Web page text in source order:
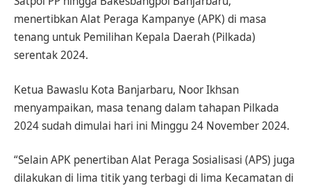
menertibkan Alat Peraga Kampanye (APK) di masa
tenang untuk Pemilihan Kepala Daerah (Pilkada)
serentak 2024.
Ketua Bawaslu Kota Banjarbaru, Noor Ikhsan
menyampaikan, masa tenang dalam tahapan Pilkada
2024 sudah dimulai hari ini Minggu 24 November 2024.
“Selain APK penertiban Alat Peraga Sosialisasi (APS) juga
dilakukan di lima titik yang terbagi di lima Kecamatan di